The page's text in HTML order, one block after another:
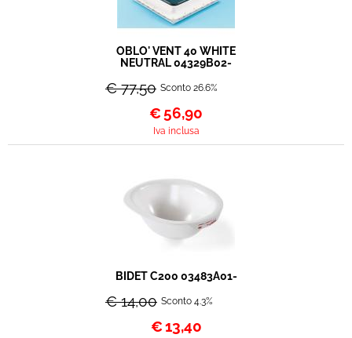
OBLO' VENT 40 WHITE
NEUTRAL 04329B02-
€ 77,50 Sconto 26.6%
€ 56,90
Iva inclusa
BIDET C200 03483A01-
€ 14,00 Sconto 4.3%
€13,40